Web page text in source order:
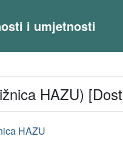
i umjetnosti
HAZU)
HAZU